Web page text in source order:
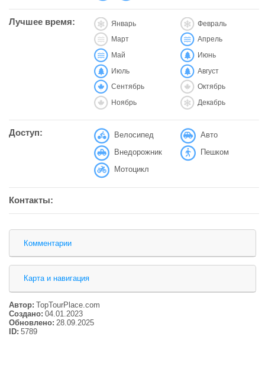
Лучшее время: Январь Февраль
Март Апрель
Май Июнь
Июль Август
Сентябрь Октябрь
Ноябрь Декабрь
Доступ: Велосипед
Авто
Внедорожник
Пешком
Мотоцикл
Контакты:
Комментарии
Карта и навигация
Автор: TopTourPlace.com
Создано: 04.01.2023
Обновлено: 28.09.2025
ID: 5789